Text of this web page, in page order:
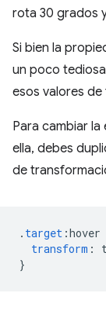
rota 30 grados
Si bien la
un poco
esos valores de
Para cambiar
ella, debes
de
. target :hover
transform :
}